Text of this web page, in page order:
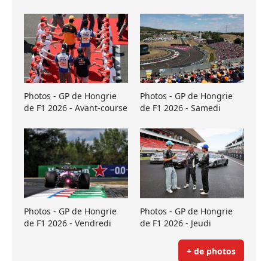
Photos - GP de Hongrie
de F1 2026 - Avant-course
Photos - GP de Hongrie
de F1 2026 - Samedi
Photos - GP de Hongrie
de F1 2026 - Vendredi
Photos - GP de Hongrie
de F1 2026 - Jeudi
+ de photos